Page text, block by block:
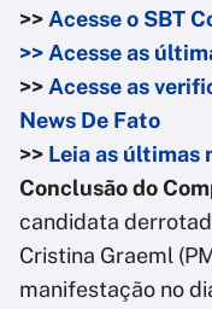
>>Acesse o SBT
>> Acesse as
>>Acesse as
News De Fato
>> Leia as últimas
Conclusão do
candidata
Cristina Graeml
manifestação no